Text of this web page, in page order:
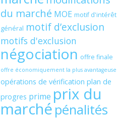
du marché MOE motif d'intérêt
général motif d’exclusion
motifs d'exclusion
négociation offre finale
offre économiquement la plus avantageuse
opérations de vérification plan de
progres prime prix du
marché pénalités